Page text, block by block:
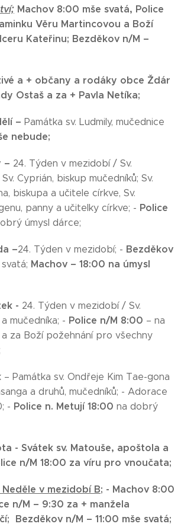
Machov 8:00 mše svatá, Police
Věru Martincovou a Boží
Kateřinu; Bezděkov n/M –
a + občany a rodáky obce Ždár
Ostaš a za + Pavla Netíka;
– Památka sv. Ludmily, mučednice
nebude;
– 24. Týden v mezidobí / Sv.
Cyprián, biskup mučedníků; Sv.
biskupa a učitele církve, Sv.
panny a učitelky církve; - Police
úmysl dárce;
–24. Týden v mezidobí; - Bezděkov
Machov – 18:00 na úmysl
- 24. Týden v mezidobí / Sv.
mučedníka; - Police n/M 8:00 – na
a za Boží požehnání pro všechny
Památka sv. Ondřeje Kim Tae-gona
a druhů, mučedníků; - Adorace
- Police n. Metují 18:00 na dobrý
- Svátek sv. Matouše, apoštola a
n/M 18:00 za víru pro vnoučata;
Neděle v mezidobí B; - Machov 8:00
n/M – 9:30 za + manžela
Bezděkov n/M – 11:00 mše svatá;